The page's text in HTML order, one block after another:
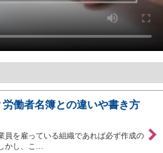
働者名簿との違いや書き方
員を雇っている組織であれば必ず作成の
かし、こ…